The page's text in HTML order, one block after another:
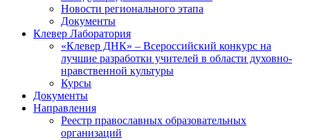
Новости регионального этапа
Документы
Клевер Лаборатория
«Клевер ДНК» – Всероссийский конкурс на
лучшие разработки учителей в области духовно-
нравственной культуры
Курсы
Документы
Направления
Реестр православных образовательных
организаций